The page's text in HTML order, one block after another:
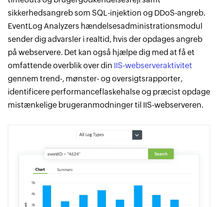
sikkerhedsangreb som SQL-injektion og DDoS-angreb.
EventLog Analyzers hændelsesadministrationsmodul
sender dig advarsler i realtid, hvis der opdages angreb
på webservere. Det kan også hjælpe dig med at få et
omfattende overblik over din IIS-webserveraktivitet
gennem trend-, mønster- og oversigtsrapporter,
identificere performanceflaskehalse og præcist opdage
mistænkelige brugeranmodninger til IIS-webserveren.